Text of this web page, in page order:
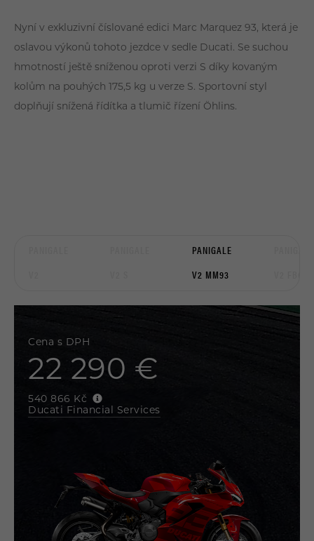
Nyní v exkluzivní číslované edici Marc Marquez 93, která je
oslavou výkonů tohoto jezdce v sedle Ducati. Se suchou
hmotností ještě sníženou oproti verzi S díky kovaným
kolům na pouhých 175,5 kg u verze S. Sportovní styl
doplňují snížená řídítka a tlumič řízení Öhlins.
PANIGALE
V2 MM93
Cena s DPH
22 290 €
540 866 Kč
Ducati Financial Services